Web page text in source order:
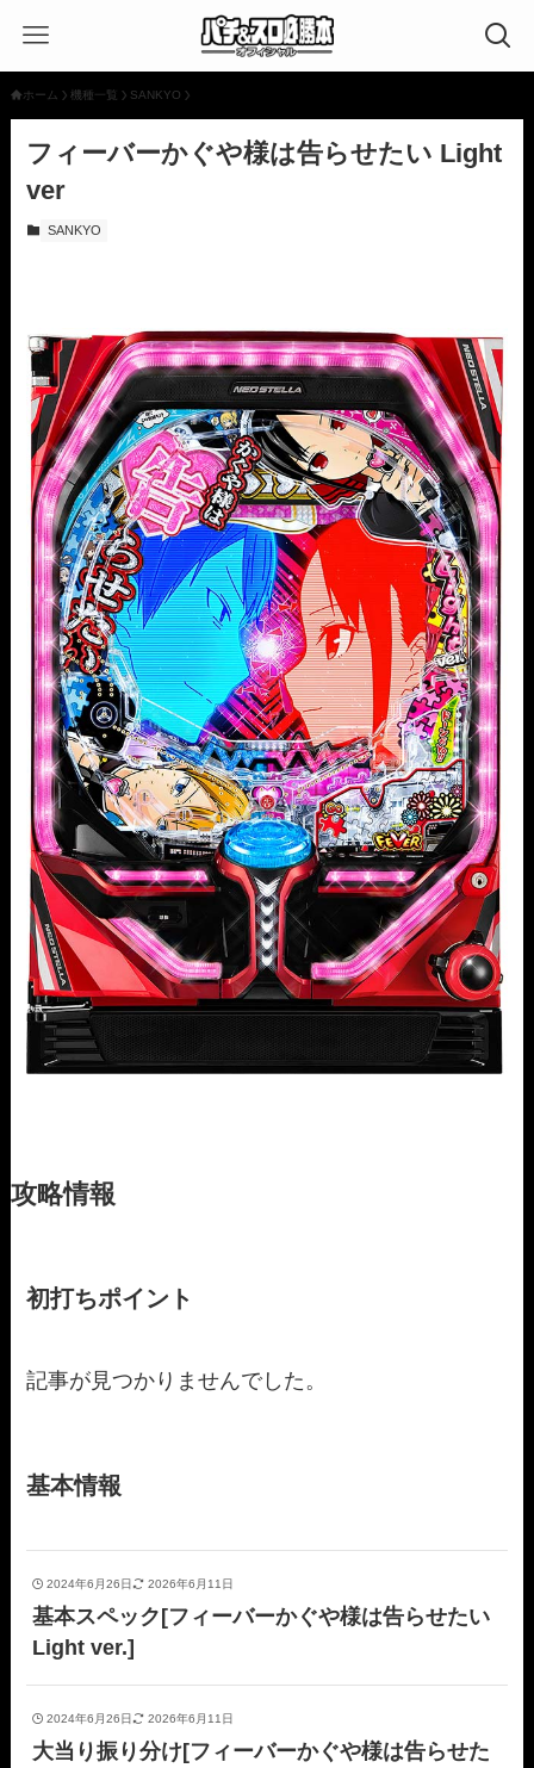
ホーム 機種一覧 SANKYO
フィーバーかぐや様は告らせたい Light
ver
SANKYO
攻略情報
初打ちポイント
記事が見つかりませんでした。
基本情報
2024年6月26日 2026年6月11日
基本スペック[フィーバーかぐや様は告らせたい
Light ver.]
2024年6月26日 2026年6月11日
大当り振り分け[フィーバーかぐや様は告らせた